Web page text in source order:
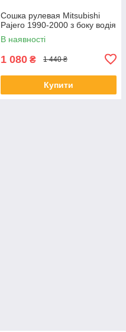
Сошка рулевая Mitsubishi
Pajero 1990-2000 з боку водія
В наявності
1 080 ₴ 1 440 ₴
Купити